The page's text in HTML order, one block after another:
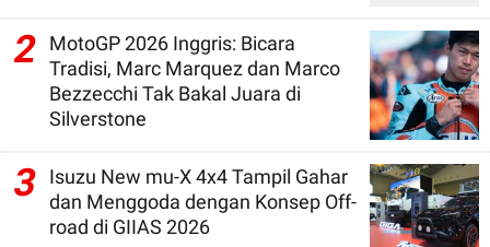
2
MotoGP 2026 Inggris: Bicara
Tradisi, Marc Marquez dan Marco
Bezzecchi Tak Bakal Juara di
Silverstone
3
Isuzu New mu-X 4x4 Tampil Gahar
dan Menggoda dengan Konsep Off-
road di GIIAS 2026